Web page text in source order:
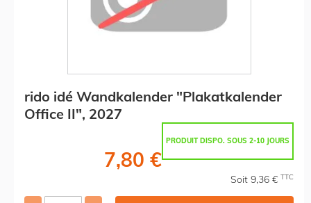
rido idé Wandkalender "Plakatkalender
Office II", 2027
PRODUIT DISPO. SOUS 2-10 JOURS
7,80 €
Soit 9,36 € TTC